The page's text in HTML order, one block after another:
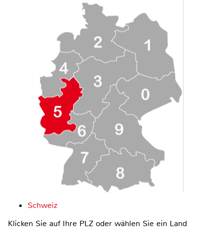
Schweiz
Klicken Sie auf Ihre PLZ oder wählen Sie ein Land